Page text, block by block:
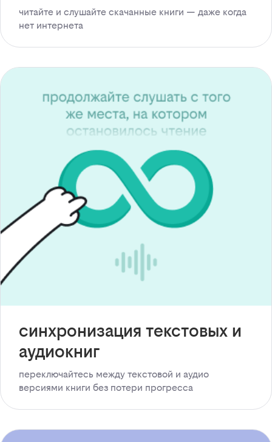
читайте и слушайте скачанные книги — даже когда
нет интернета
синхронизация текстовых и
аудиокниг
переключайтесь между текстовой и аудио
версиями книги без потери прогресса